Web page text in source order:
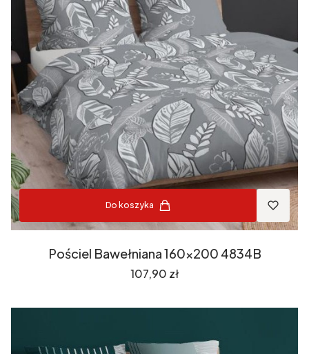
Do koszyka
Pościel Bawełniana 160x200 4834B
Cena
107,90 zł